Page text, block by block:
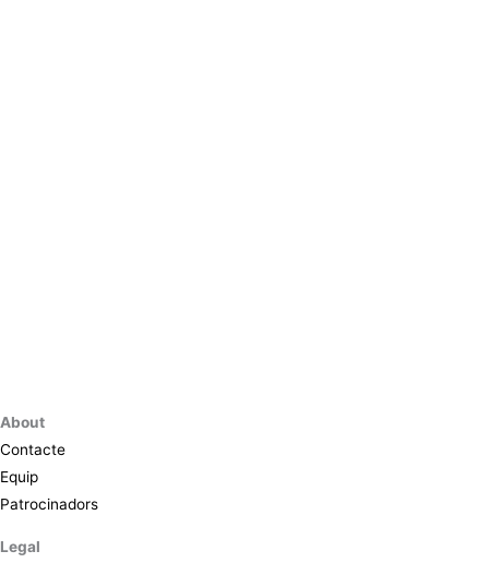
About
Contacte
Equip
Patrocinadors
Legal